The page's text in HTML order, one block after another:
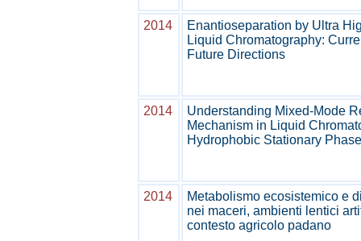
2014
Enantioseparation by Ultra
Liquid Chromatography:
Future Directions
2014
Understanding Mixed-Mode
Mechanism in Liquid
Hydrophobic Stationary
2014
Metabolismo ecosistemico e
nei maceri, ambienti lentici
contesto agricolo padano